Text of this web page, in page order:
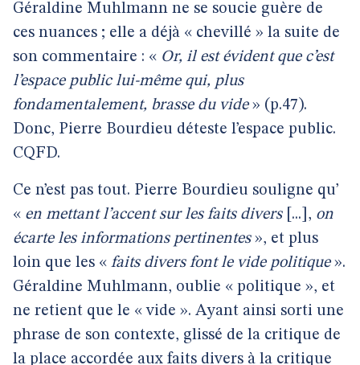
Géraldine Muhlmann ne se soucie guère de
ces nuances ; elle a déjà « chevillé » la suite de
son commentaire : « Or, il est évident que c’est
l’espace public lui-même qui, plus
fondamentalement, brasse du vide» (p.47).
Donc, Pierre Bourdieu déteste l’espace public.
CQFD.
Ce n’est pas tout. Pierre Bourdieu souligne qu’
« en mettant l’accent sur les faits divers[...], on
écarte les informations pertinentes», et plus
loin que les « faits divers font le vide politique».
Géraldine Muhlmann, oublie « politique », et
ne retient que le « vide ». Ayant ainsi sorti une
phrase de son contexte, glissé de la critique de
la place accordée aux faits divers à la critique